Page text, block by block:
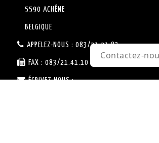
5590 ACHÊNE
BELGIQUE
APPELEZ-NOUS : 083/21.21.83
FAX : 083/21.41.10
ÉCRIVEZ-NOUS :
Contactez-